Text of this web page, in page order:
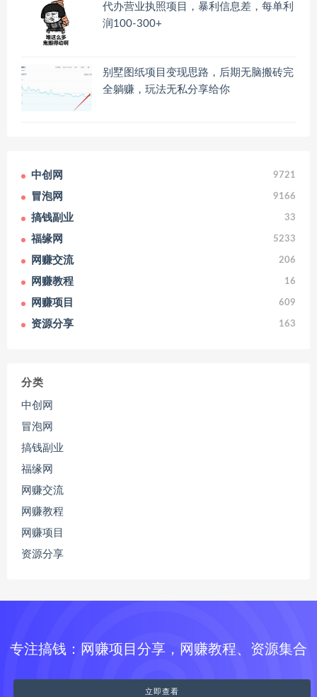
代办营业执照项目，暴利信息差，每单利
润100-300+
别墅图纸项目变现思路，后期无脑搬砖完
全躺赚，玩法无私分享给你
中创网 9721
冒泡网 9166
搞钱副业 33
福缘网 5233
网赚交流 206
网赚教程 16
网赚项目 609
资源分享 163
分类
中创网
冒泡网
搞钱副业
福缘网
网赚交流
网赚教程
网赚项目
资源分享
专注搞钱：网赚项目分享，网赚教程、资源集合
立即查看